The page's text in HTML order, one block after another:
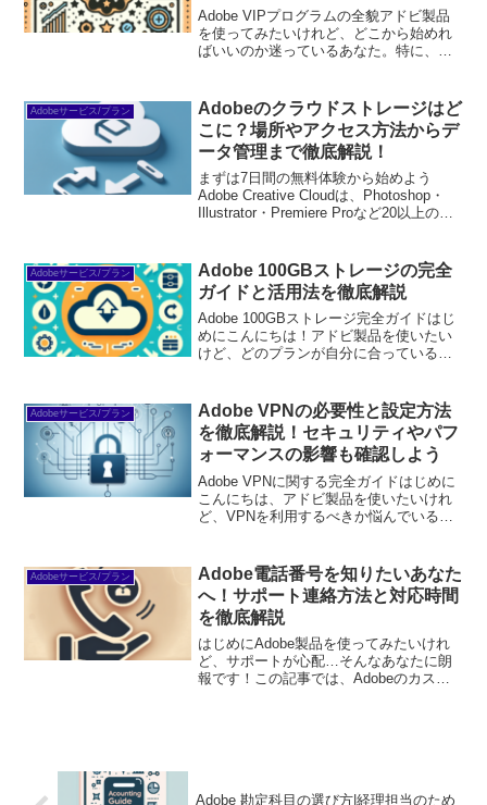
Adobe VIPプログラムの全貌アドビ製品
を使ってみたいけれど、どこから始めれ
ばいいのか迷っているあなた。特に、
て非常に魅力的な選択肢です。このプロ
グラムの全...
Adobeサービス/プラン
Adobeのクラウドストレージはど
こに？場所やアクセス方法からデ
ータ管理まで徹底解説！
まずは7日間の無料体験から始めよう
Adobe Creative Cloudは、Photoshop・
Illustrator・Premiere Proなど20以上のア
→※...
Adobeサービス/プラン
Adobe 100GBストレージの完全
ガイドと活用法を徹底解説
Adobe 100GBストレージ完全ガイドはじ
めにこんにちは！アドビ製品を使いたい
けど、どのプランが自分に合っているの
く解説し、あなたの悩みを解決します。
ストレ...
Adobeサービス/プラン
Adobe VPNの必要性と設定方法
を徹底解説！セキュリティやパフ
ォーマンスの影響も確認しよう
Adobe VPNに関する完全ガイドはじめに
こんにちは、アドビ製品を使いたいけれ
ど、VPNを利用するべきか悩んでいるあ
その設定方法について詳しく解説しま
す。初心者...
Adobeサービス/プラン
Adobe電話番号を知りたいあなた
へ！サポート連絡方法と対応時間
を徹底解説
はじめにAdobe製品を使ってみたいけれ
ど、サポートが心配…そんなあなたに朗
報です！この記事では、Adobeのカスタ
Adobe 勘定科目の選び方|経理担当のため